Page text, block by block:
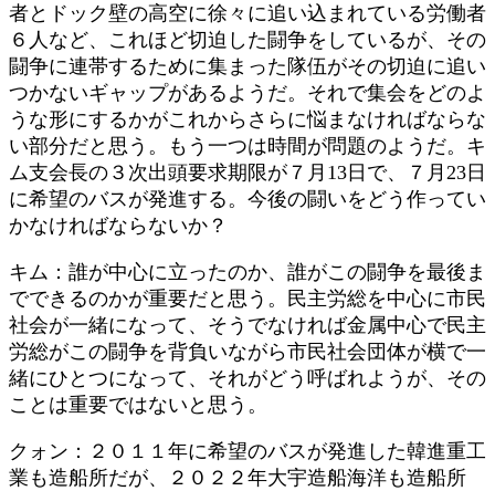
者とドック壁の高空に徐々に追い込まれている労働者
６人など、これほど切迫した闘争をしているが、その
闘争に連帯するために集まった隊伍がその切迫に追い
つかないギャップがあるようだ。それで集会をどのよ
うな形にするかがこれからさらに悩まなければならな
い部分だと思う。もう一つは時間が問題のようだ。キ
ム支会長の３次出頭要求期限が７月13日で、７月23日
に希望のバスが発進する。今後の闘いをどう作ってい
かなければならないか？
キム：誰が中心に立ったのか、誰がこの闘争を最後ま
でできるのかが重要だと思う。民主労総を中心に市民
社会が一緒になって、そうでなければ金属中心で民主
労総がこの闘争を背負いながら市民社会団体が横で一
緒にひとつになって、それがどう呼ばれようが、その
ことは重要ではないと思う。
クォン：２０１１年に希望のバスが発進した韓進重工
業も造船所だが、２０２２年大宇造船海洋も造船所